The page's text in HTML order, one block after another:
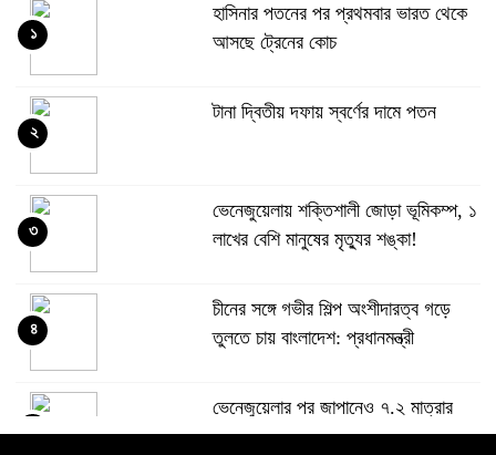
হাসিনার পতনের পর প্রথমবার ভারত থেকে
আসছে ট্রেনের কোচ
১
টানা দ্বিতীয় দফায় স্বর্ণের দামে পতন
২
ভেনেজুয়েলায় শক্তিশালী জোড়া ভূমিকম্প, ১
লাখের বেশি মানুষের মৃত্যুর শঙ্কা!
৩
চীনের সঙ্গে গভীর শিল্প অংশীদারত্ব গড়ে
তুলতে চায় বাংলাদেশ: প্রধানমন্ত্রী
৪
ভেনেজুয়েলার পর জাপানেও ৭.২ মাত্রার
শক্তিশালী ভূমিকম্প